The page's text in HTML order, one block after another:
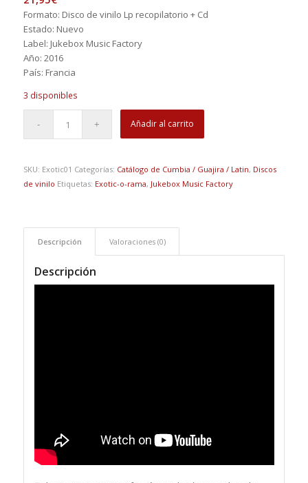
Formato: Disco de vinilo Lp recopilatorio + Cd
Estado: Nuevo
Label: Jukebox Music Factory
Año: 2016
País: Francia
3 disponibles
Añadir al carrito
SKU: Exotic01 Categorías: Catálogo de Cumbia / Guajira / Latin, Discos
de vinilo Etiquetas: Exotic-o-rama, Jukebox Music Factory
Descripción Valoraciones (0)
Descripción